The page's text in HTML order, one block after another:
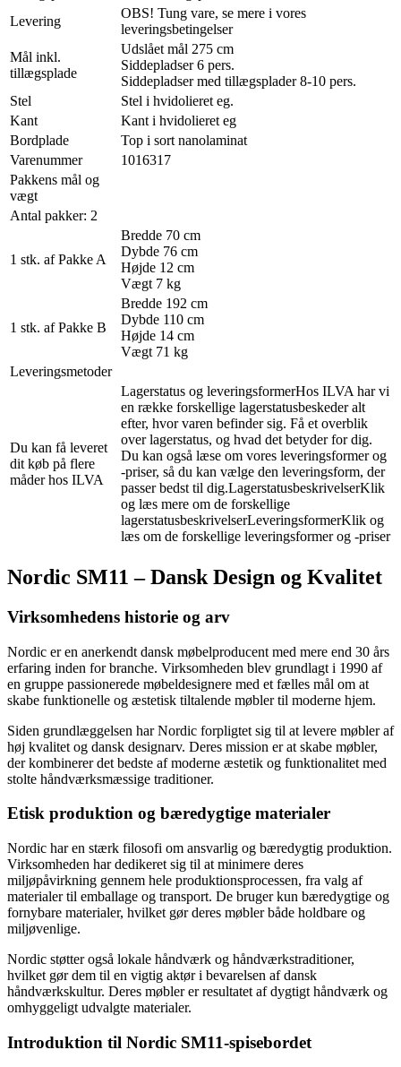
Levering
OBS! Tung vare, se mere i vores
leveringsbetingelser
Mål inkl.
tillægsplade
Udslået mål 275 cm
Siddepladser 6 pers.
Siddepladser med tillægsplader 8-10 pers.
Stel
Stel i hvidolieret eg.
Kant
Kant i hvidolieret eg
Bordplade
Top i sort nanolaminat
Varenummer
1016317
Pakkens mål og
vægt
Antal pakker: 2
1 stk. af Pakke A
Bredde 70 cm
Dybde 76 cm
Højde 12 cm
Vægt 7 kg
1 stk. af Pakke B
Bredde 192 cm
Dybde 110 cm
Højde 14 cm
Vægt 71 kg
Leveringsmetoder
Du kan få leveret
dit køb på flere
måder hos ILVA
Lagerstatus og leveringsformerHos ILVA har vi
en række forskellige lagerstatusbeskeder alt
efter, hvor varen befinder sig. Få et overblik
over lagerstatus, og hvad det betyder for dig.
Du kan også læse om vores leveringsformer og
-priser, så du kan vælge den leveringsform, der
passer bedst til dig.LagerstatusbeskrivelserKlik
og læs mere om de forskellige
lagerstatusbeskrivelserLeveringsformerKlik og
læs om de forskellige leveringsformer og -priser
Nordic SM11 – Dansk Design og Kvalitet
Virksomhedens historie og arv
Nordic er en anerkendt dansk møbelproducent med mere end 30 års
erfaring inden for branche. Virksomheden blev grundlagt i 1990 af
en gruppe passionerede møbeldesignere med et fælles mål om at
skabe funktionelle og æstetisk tiltalende møbler til moderne hjem.
Siden grundlæggelsen har Nordic forpligtet sig til at levere møbler af
høj kvalitet og dansk designarv. Deres mission er at skabe møbler,
der kombinerer det bedste af moderne æstetik og funktionalitet med
stolte håndværksmæssige traditioner.
Etisk produktion og bæredygtige materialer
Nordic har en stærk filosofi om ansvarlig og bæredygtig produktion.
Virksomheden har dedikeret sig til at minimere deres
miljøpåvirkning gennem hele produktionsprocessen, fra valg af
materialer til emballage og transport. De bruger kun bæredygtige og
fornybare materialer, hvilket gør deres møbler både holdbare og
miljøvenlige.
Nordic støtter også lokale håndværk og håndværkstraditioner,
hvilket gør dem til en vigtig aktør i bevarelsen af dansk
håndværkskultur. Deres møbler er resultatet af dygtigt håndværk og
omhyggeligt udvalgte materialer.
Introduktion til Nordic SM11-spisebordet